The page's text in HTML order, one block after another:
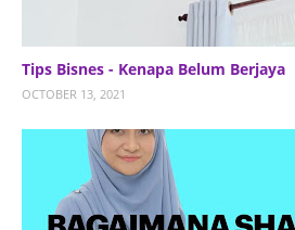
Tips Bisnes - Kenapa Belum Berjaya
OCTOBER 13, 2021